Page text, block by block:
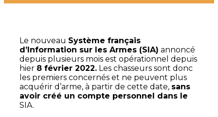
Le nouveau Système français
d’Information sur les Armes (SIA) annoncé
depuis plusieurs mois est opérationnel depuis
hier 8 février 2022. Les chasseurs sont donc
les premiers concernés et ne peuvent plus
acquérir d’arme, à partir de cette date, sans
avoir créé un compte personnel dans le
SIA.